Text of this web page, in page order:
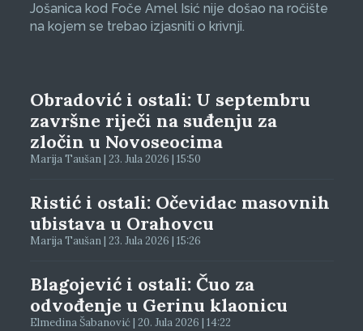
Jošanica kod Foče Amel Isić nije došao na ročište
na kojem se trebao izjasniti o krivnji.
Obradović i ostali: U septembru
završne riječi na suđenju za
zločin u Novoseocima
Marija Taušan | 23. Jula 2026 | 15:50
Ristić i ostali: Očevidac masovnih
ubistava u Orahovcu
Marija Taušan | 23. Jula 2026 | 15:26
Blagojević i ostali: Čuo za
odvođenje u Gerinu klaonicu
Elmedina Šabanović | 20. Jula 2026 | 14:22